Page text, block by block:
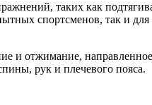
таких как
спортсменов, так и
и отжимание,
рук и плечевого пояса.